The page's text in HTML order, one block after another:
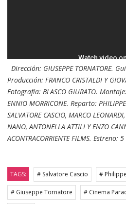
Dirección: GIUSEPPE TORNATORE.
Producción: FRANCO CRISTALDI Y
Fotografía: BLASCO GIURATO.
ENNIO MORRICONE. Reparto: PHILIPPE
SALVATORE CASCIO, MARCO
NANO, ANTONELLA ATTILI Y ENZO
ACONTRACORRIENTE FILMS.
TAGS: # Salvatore Cascio #
# Giuseppe Tornatore # Cinema